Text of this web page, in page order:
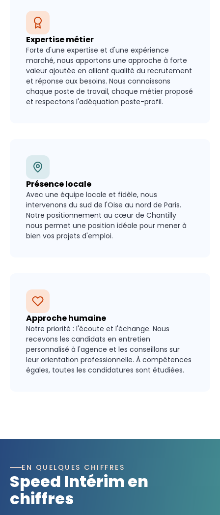
Expertise métier
Forte d'une expertise et d'une expérience
marché, nous apportons une approche à forte
valeur ajoutée en alliant qualité du recrutement
et réponse aux besoins. Nous connaissons
chaque poste de travail, chaque métier proposé
et respectons l'adéquation poste-profil.
Présence locale
Avec une équipe locale et fidèle, nous
intervenons du sud de l'Oise au nord de Paris.
Notre positionnement au cœur de Chantilly
nous permet une position idéale pour mener à
bien vos projets d'emploi.
Approche humaine
Notre priorité : l'écoute et l'échange. Nous
recevons les candidats en entretien
personnalisé à l'agence et les conseillons sur
leur orientation professionnelle. À compétences
égales, toutes les candidatures sont étudiées.
EN QUELQUES CHIFFRES
Speed Intérim en
chiffres